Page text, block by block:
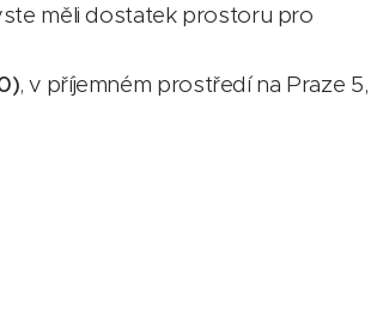
měli dostatek prostoru pro
, v příjemném prostředí na Praze 5,